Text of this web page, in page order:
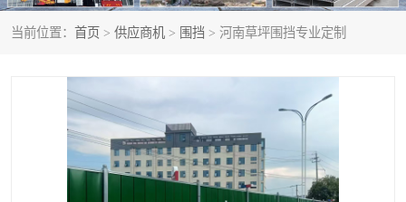
当前位置： 首页 > 供应商机 > 围挡 > 河南草坪围挡专业定制
建筑围挡 楼层板
新型活动房 压型彩钢板
岩棉板
彩钢板